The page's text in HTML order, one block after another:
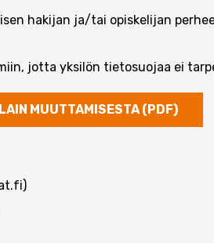
hakijan ja/tai opiskelijan
jotta yksilön tietosuojaa ei
MUUTTAMISESTA (PDF)